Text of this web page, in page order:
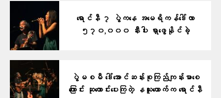
ရောင်နီ ၇ ပွဲကနေ အမေရိကန်ဒေါ်လာ
၅၇၀,၀၀၀ နီးပါး ရှာဖွေနိုင်ခဲ့
ပွဲမစမီ ဒေါ်အောင်ဆန်းစုကြည်ကျန်းမာစေ
ကြောင်း ဆုတောင်းပေးကြတဲ့ နယူးယောက်က ရောင်နီ